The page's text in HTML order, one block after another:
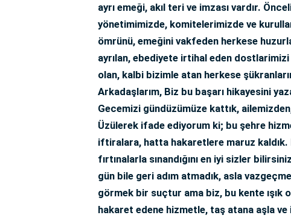
ayrı emeği, akıl teri ve imzası vardır.
yönetimimizde, komitelerimizde ve
ömrünü, emeğini vakfeden herkese
ayrılan, ebediyete irtihal eden
olan, kalbi bizimle atan herkese
Arkadaşlarım, Biz bu başarı hikayesini
Gecemizi gündüzümüze kattık,
Üzülerek ifade ediyorum ki; bu şehre
iftiralara, hatta hakaretlere maruz kaldık.
fırtınalarla sınandığını en iyi sizler
gün bile geri adım atmadık, asla
görmek bir suçtur ama biz, bu kente ışık
hakaret edene hizmetle, taş atana aşla